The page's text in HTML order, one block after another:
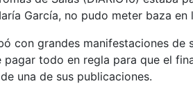
García, no pudo meter baza en
con grandes manifestaciones de
todo en regla para que el
una de sus publicaciones.